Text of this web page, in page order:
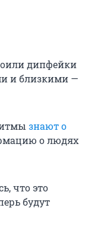
дипфейки
и близкими —
знают о
о людях
что это
будут